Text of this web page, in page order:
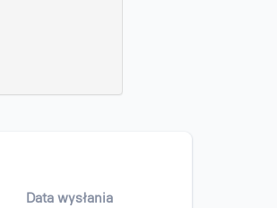
Data wysłania